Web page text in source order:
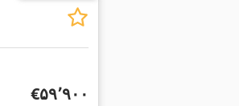
‎€۵۹٬۹۰۰